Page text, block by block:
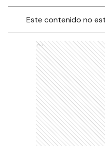
Este contenido no
Ads